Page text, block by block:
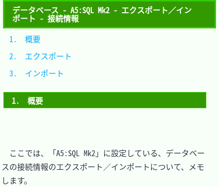
データベース - A5:SQL Mk2 - エクスポート／イン
ポート - 接続情報
1.　概要
ここでは、「A5:SQL Mk2」に設定している、データベー
スの接続情報のエクスポート／インポートについて、メモ
します。